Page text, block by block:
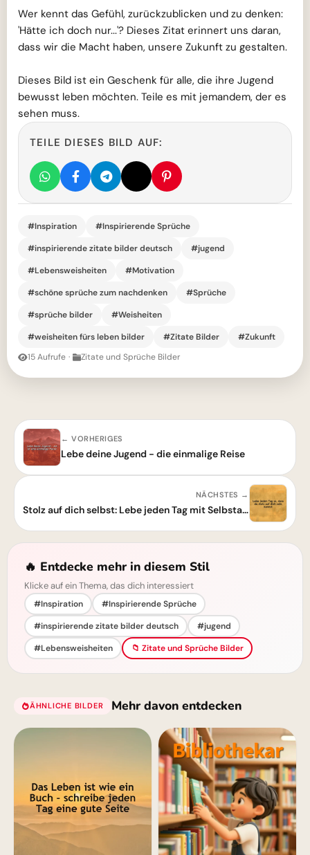
Wer kennt das Gefühl, zurückzublicken und zu denken:
'Hätte ich doch nur...'? Dieses Zitat erinnert uns daran,
dass wir die Macht haben, unsere Zukunft zu gestalten.
Dieses Bild ist ein Geschenk für alle, die ihre Jugend
bewusst leben möchten. Teile es mit jemandem, der es
sehen muss.
TEILE DIESES BILD AUF:
#Inspiration
#Inspirierende Sprüche
#inspirierende zitate bilder deutsch
#jugend
#Lebensweisheiten
#Motivation
#schöne sprüche zum nachdenken
#Sprüche
#sprüche bilder
#Weisheiten
#weisheiten fürs leben bilder
#Zitate Bilder
#Zukunft
15 Aufrufe · Zitate und Sprüche Bilder
← VORHERIGES
Lebe deine Jugend - die einmalige Reise
NÄCHSTES →
Stolz auf dich selbst: Lebe jeden Tag mit Selbstachtung
🔥 Entdecke mehr in diesem Stil
Klicke auf ein Thema, das dich interessiert
#Inspiration
#Inspirierende Sprüche
#inspirierende zitate bilder deutsch
#jugend
#Lebensweisheiten
📁 Zitate und Sprüche Bilder
ÄHNLICHE BILDER Mehr davon entdecken